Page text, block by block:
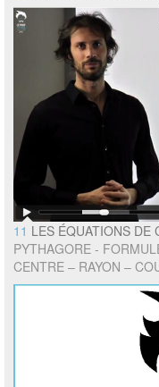
11 LES ÉQUATIONS DE
PYTHAGORE -
CENTRE – RAYON –